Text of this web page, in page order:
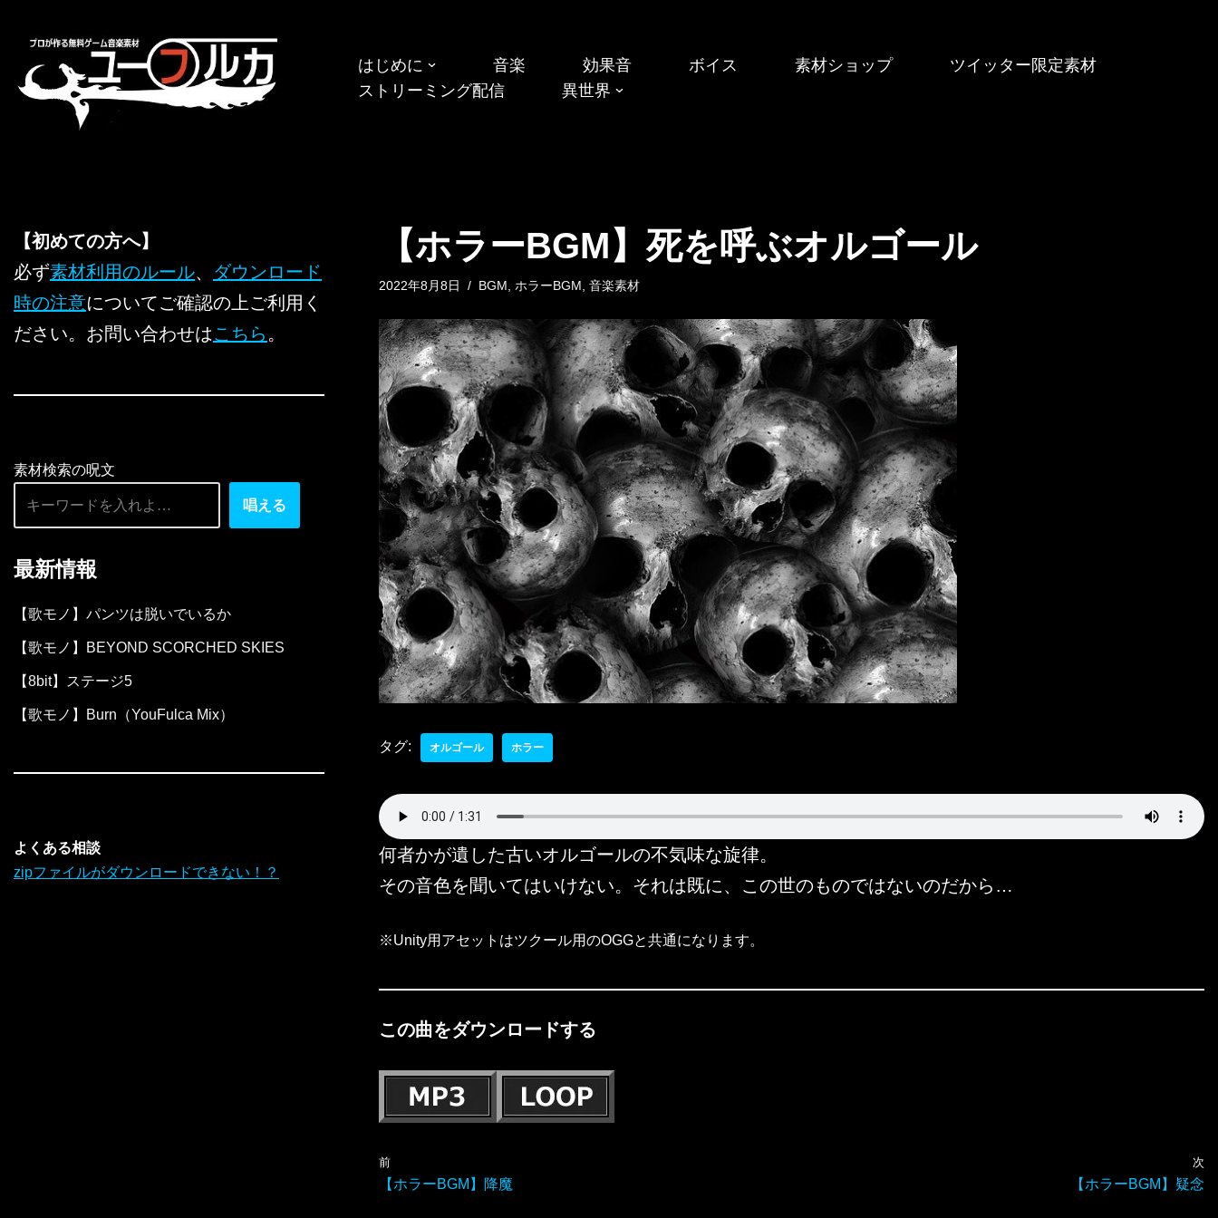
ン
テ
ッ
プ
はじめに 音楽 効果音 ボイス 素材ショップ
ツイッター限定素材
ストリーミング配信
異世界
【初めての方へ】
必ず素材利用のルール、 ダウンロード
時の注意についてご確認の上ご利用く
ださい。お問い合わせはこちら 。
素材検索の呪文
唱える
最新情報
【歌モノ】パンツは脱いでいるか
【歌モノ】BEYOND SCORCHED SKIES
【8bit】ステージ5
【歌モノ】Burn（YouFulca Mix）
よくある相談
zipファイルがダウンロードできない！？
【ホラーBGM】死を呼ぶオルゴール
2022年8月8日 BGM ホラーBGM ,音楽素材
タグ: オルゴール ホラー
何者かが遺した古いオルゴールの不気味な旋律。
その音色を聞いてはいけない。それは既に、この世のものではないのだから…
※Unity用アセットはツクール用のOGGと共通になります。
この曲をダウンロードする
前
【ホラーBGM】降魔
次
【ホラーBGM】疑念